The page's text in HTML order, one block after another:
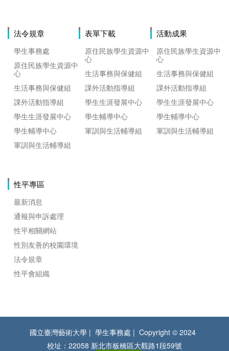
法令規章
學生事務處
原住民族學生資源中
心
生活事務與保健組
課外活動指導組
學生生涯發展中心
學生輔導中心
軍訓與生活輔導組
表單下載
原住民族學生資源中
心
生活事務與保健組
課外活動指導組
學生生涯發展中心
學生輔導中心
軍訓與生活輔導組
活動成果
原住民族學生資源中
心
生活事務與保健組
課外活動指導組
學生生涯發展中心
學生輔導中心
軍訓與生活輔導組
性平專區
最新消息
通報與申訴處理
性平相關網站
性別友善的校園環境
法令規章
性平會組織
國立臺灣藝術大學 學生事務處
Copyright © 2024
校址：22058 新北市板橋區大觀路1段59號